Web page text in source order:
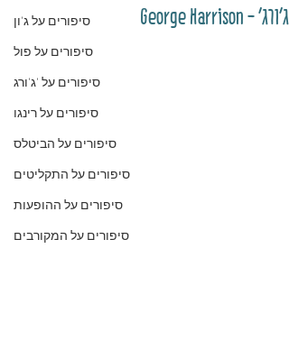
סיפורים על ג'ון
סיפורים על פול
סיפורים על 'ג'ורג
סיפורים על רינגו
סיפורים על הביטלס
סיפורים על התקליטים
סיפורים על ההופעות
סיפורים על המקורבים
ג'ורג' - George Harrison